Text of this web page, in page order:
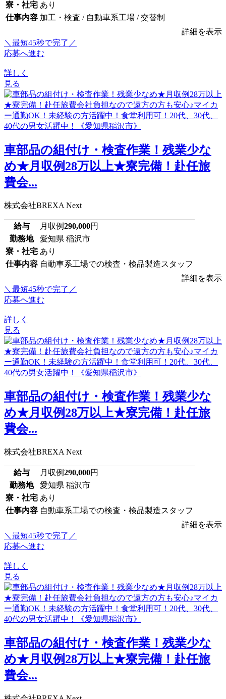
寮・社宅 あり
仕事内容 加工・検査 / 自動車系工場 / 交替制
詳細を表示
＼最短45秒で完了／
応募へ進む
詳しく
見る
車部品の組付け・検査作業！残業少な
め★月収例28万以上★寮完備！赴任旅
費会...
株式会社BREXA Next
給与 月収例290,000円
勤務地
愛知県 稲沢市
寮・社宅 あり
仕事内容 自動車系工場での検査・検品製造スタッフ
詳細を表示
＼最短45秒で完了／
応募へ進む
詳しく
見る
車部品の組付け・検査作業！残業少な
め★月収例28万以上★寮完備！赴任旅
費会...
株式会社BREXA Next
給与 月収例290,000円
勤務地
愛知県 稲沢市
寮・社宅 あり
仕事内容 自動車系工場での検査・検品製造スタッフ
詳細を表示
＼最短45秒で完了／
応募へ進む
詳しく
見る
車部品の組付け・検査作業！残業少な
め★月収例28万以上★寮完備！赴任旅
費会...